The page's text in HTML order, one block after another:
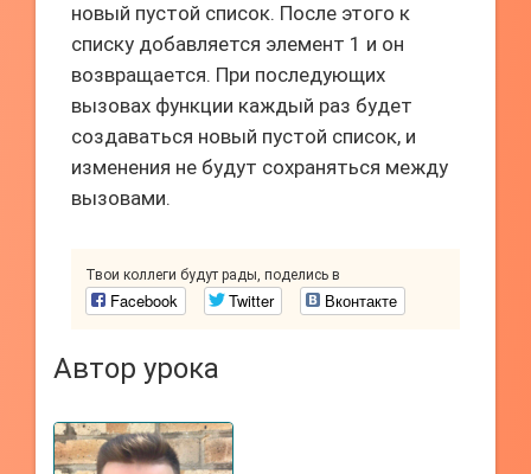
новый пустой список. После этого к
списку добавляется элемент 1 и он
возвращается. При последующих
вызовах функции каждый раз будет
создаваться новый пустой список, и
изменения не будут сохраняться между
вызовами.
Твои коллеги будут рады, поделись в
Facebook Twitter Вконтакте
Автор урока